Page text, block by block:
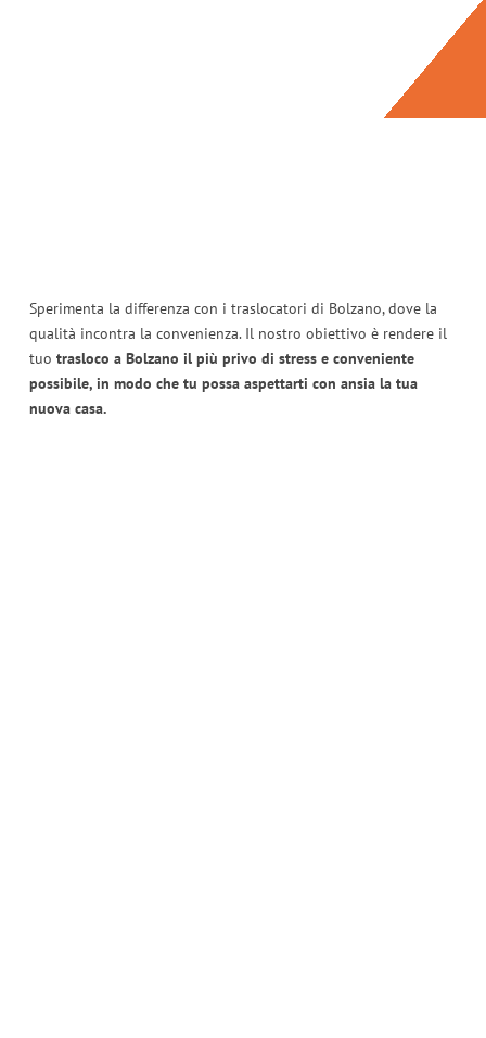
Sperimenta la differenza con i traslocatori di Bolzano, dove la
qualità incontra la convenienza. Il nostro obiettivo è rendere il
tuo trasloco a Bolzano il più privo di stress e conveniente
possibile, in modo che tu possa aspettarti con ansia la tua
nuova casa.